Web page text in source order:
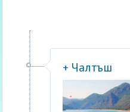
+ Чалтъш